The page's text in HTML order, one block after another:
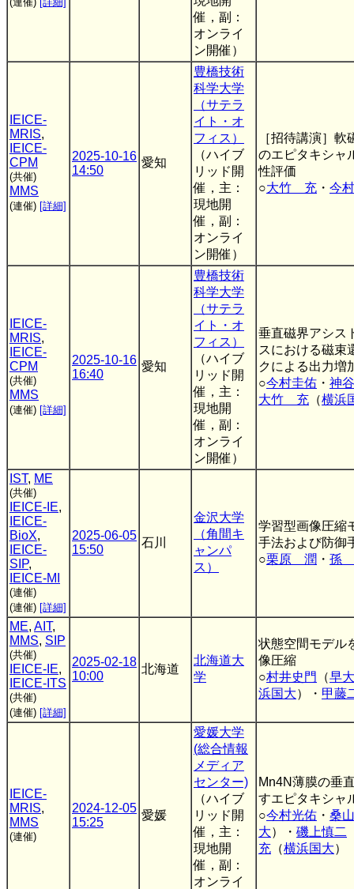
催，副：
オンライ
ン開催）
IEICE-
MRIS,
IEICE-
CPM
(共催)
MMS
(連催) [詳細]
2025-10-16
14:50
愛知
豊橋技術
科学大学
（サテラ
イト・オ
フィス）
（ハイブ
リッド開
催，主：
現地開
催，副：
オンライ
ン開催）
［招待講演］
のエピタキシャ
性評価
○大竹 充 ・ 今
IEICE-
MRIS,
IEICE-
CPM
(共催)
MMS
(連催) [詳細]
2025-10-16
16:40
愛知
豊橋技術
科学大学
（サテラ
イト・オ
フィス）
（ハイブ
リッド開
催，主：
現地開
催，副：
オンライ
ン開催）
垂直磁界アシス
スにおける磁束
クによる出力増
○今村圭佑 ・ 神
大竹 充 （横浜
IST, ME
(共催)
IEICE-IE,
IEICE-
BioX,
IEICE-
SIP,
IEICE-MI
(連催)
(連催) [詳細]
2025-06-05
15:50
石川
金沢大学
（角間キ
ャンパ
ス）
学習型画像圧縮
手法および防御
○栗原 潤 ・ 孫
ME, AIT,
MMS, SIP
(共催)
IEICE-IE,
IEICE-ITS
(共催)
(連催) [詳細]
2025-02-18
10:00
北海道
北海道大
学
状態空間モデル
像圧縮
○村井史門 （早大
浜国大）・ 甲藤
IEICE-
MRIS,
MMS
(連催)
2024-12-05
15:25
愛媛
愛媛大学
(総合情報
メディア
センター)
（ハイブ
リッド開
催，主：
現地開
催，副：
オンライ
Mn4N薄膜の垂
すエピタキシャ
○今村光佑 ・ 桑
大）・ 磯上慎二
充 （横浜国大）